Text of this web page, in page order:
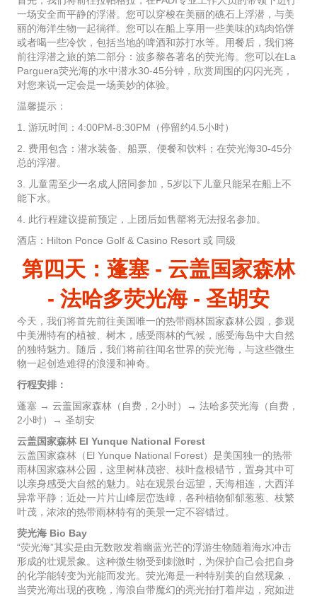
一场安全而平静的浮潜。您可以穿梭在美丽的礁石上浮潜，与美
丽的海洋生物一起徜徉。您可以在船上享用一些美味的鸡肉馅饼
或者喝一些冷饮，包括当地的啤酒和苏打水等。用餐后，我们将
前往浮潜之旅的第二部分：波多黎各著名的荧光海。您可以在La
Parguera荧光海的水中潜水30-45分钟，欣赏周围的闪闪光亮，
对您来说一定会是一场美妙的体验。
温馨提示：
1. 游玩时间：4:00PM-8:30PM（停留约4.5小时）
2. 费用包含：潜水装备、船票、便餐和饮料；在荧光海30-45分
总的浮潜。
3. 儿童需至少一名成人陪同参加，5岁以下儿童只能呆在船上不
能下水。
4. 此行程建议提前预定，上团后如售罄将无法报名参加。
酒店：Hilton Ponce Golf & Casino Resort 或 同级
第四天：蓬塞 - 云盖国家森林
- 法哈多荧光海 - 圣胡安
今天，我们将首先前往美国唯一的热带雨林国家森林公园，参观
中美洲特有的植被、树木，感受雨林的气候，感受海岛中大自然
的独特魅力。随后，我们将前往闻名世界的荧光海，与这些微生
物一起创造难得的浪漫和神奇。
行程安排：
蓬塞 → 云盖国家森林（自费，2小时）→ 法哈多荧光海（自费，
2小时）→ 圣胡安
云盖国家森林 El Yunque National Forest
云盖国家森林（El Yunque National Forest）是美国独一的热带
雨林国家森林公园，这里树林茂密、枝叶盘根错节，置身其中可
以亲身感受大自然的魅力。站在观景台远望，天海相连，大西洋
异常平静；近处一片片山峰层峦迭嶂，各种植物郁郁葱葱、枝繁
叶茂，浓浓的热带雨林特有的美景一定不容错过。
荧光海 Bio Bay
“荧光海”其实是由无数散发着幽蓝光芒的浮游生物随着海水冲击
形成的壮观景象。这种微生物受到刺激时，为保护自己会把自身
的化学能转变为光能而发光。荧光海是一种特别美的自然现象，
当荧光海出现的夜晚，海浪自带魔幻的亮光拍打着岸边，宛如进